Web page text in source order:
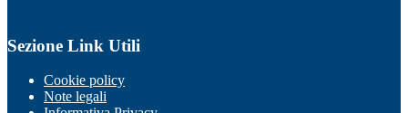
Sezione Link Utili
Cookie policy
Note legali